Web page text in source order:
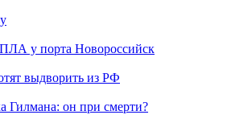
у порта Новороссийск
выдворить из РФ
он при смерти?